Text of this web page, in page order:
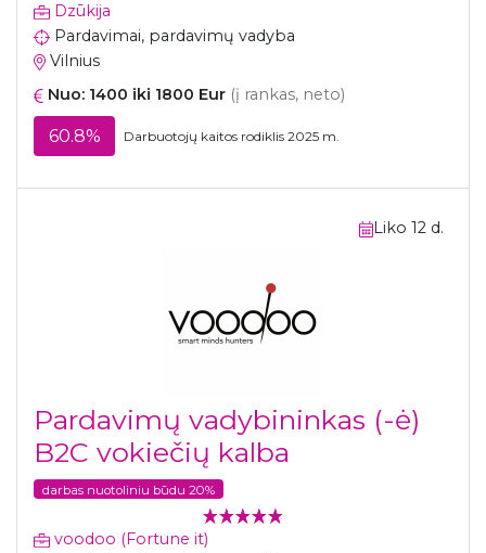
Dzūkija
Pardavimai, pardavimų vadyba
Vilnius
Nuo: 1400 iki 1800 Eur (į rankas, neto)
60.8% Darbuotojų kaitos rodiklis 2025 m.
Liko 12 d.
Pardavimų vadybininkas (-ė)
B2C vokiečių kalba
darbas nuotoliniu būdu 20%
voodoo (Fortune it)